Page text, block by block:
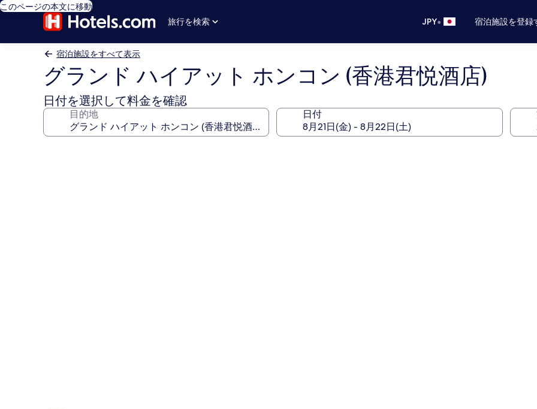
このページの本文に移動
旅行を検索
JPY• 宿泊施設を登録
宿泊施設をすべて表示
グランド ハイアット ホンコン (香港君悦酒店)
日付を選択して料金を確認
目的地 日付